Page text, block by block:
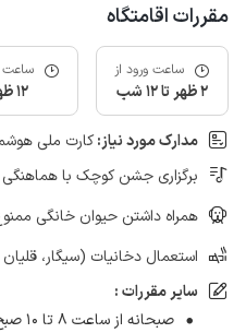
مقررات اقامتگاه
ساعت ورود از
2 ظهر تا 12 شب
ساعت
12 ظهر
مدارک مورد نیاز:کارت ملی
برگزاری جشن کوچک با هماهنگی
همراه داشتن حیوان خانگی
استعمال دخانیات (سیگار،
سایر مقررات :